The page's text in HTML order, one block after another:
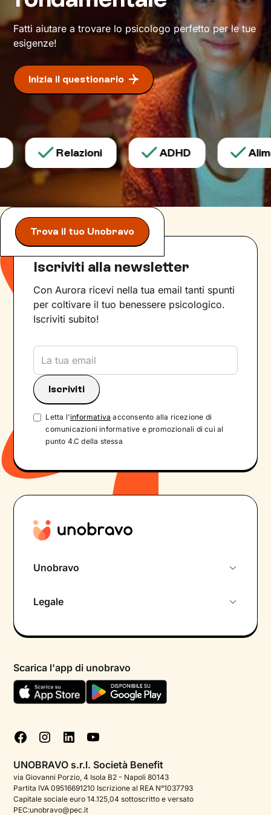
Fatti aiutare a trovare lo psicologo perfetto per le tue
esigenze!
Inizia il questionario
Relazioni ADHD
Trova il tuo Unobravo
Iscriviti alla newsletter
Con Aurora ricevi nella tua email tanti spunti
per coltivare il tuo benessere psicologico.
Iscriviti subito!
Letta l'informativa acconsento alla ricezione di
comunicazioni informative e promozionali di cui al
punto 4.C della stessa
Unobravo
Psicologo in chat
Aiuto urgente
FAQ
Podcast di psicologia
Corporate
Legale
Termini e condizioni
Informativa Privacy
Cookie policy
Gestisci cookie
Scarica l'app di unobravo
UNOBRAVO s.r.l. Società Benefit
via Giovanni Porzio, 4 Isola B2 - Napoli 80143
Partita IVA 09516691210 Iscrizione al REA N°1037793
Capitale sociale euro 14.125,04 sottoscritto e versato
PEC:unobravo@pec.it